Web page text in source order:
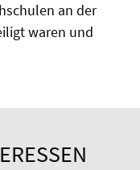
an der
waren und